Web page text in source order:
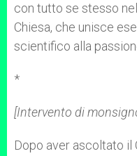
con tutto se stesso
Chiesa, che unisce
scientifico alla
*
[Intervento di
Dopo aver ascoltato il